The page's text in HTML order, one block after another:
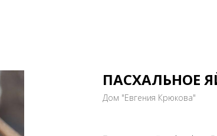
ПАСХАЛЬНОЕ
Дом "Евгения Крюкова"